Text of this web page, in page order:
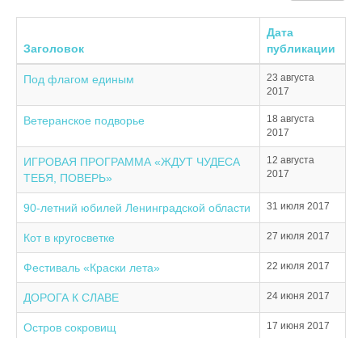
строк:
Заголовок
Дата
публикации
Под флагом единым
23 августа
2017
Ветеранское подворье
18 августа
2017
ИГРОВАЯ ПРОГРАММА «ЖДУТ ЧУДЕСА
ТЕБЯ, ПОВЕРЬ»
12 августа
2017
90-летний юбилей Ленинградской области 31 июля 2017
Кот в кругосветке 27 июля 2017
Фестиваль «Краски лета» 22 июля 2017
ДОРОГА К СЛАВЕ 24 июня 2017
Остров сокровищ 17 июня 2017